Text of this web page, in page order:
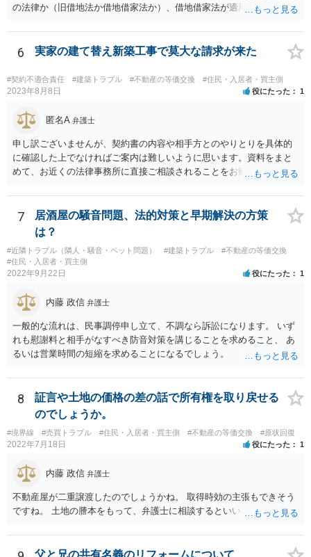
の法律か（旧借地法か借地借家法か）、借地借家法が適用される場合
ないことを前提とする契約か、借地借家法の更新に関する規定の適用
のある契約か）等につき、まず、お父様が締結されている契約書の内
で、契約書の内容や適用される法律等に基づき、今後の対応を検討な
されるべきでしょう。 借地契約自体が数十年前から継続している等
時期によっては、借地借家法ではなく、旧借地法が適用されるご事案
かもしれません。 ※借地借家法の施行日が平成４年８月１日の関係
で、平成４年７月３１日以前に締結された借地契約については、依然
として旧借地法が適用されます。 なお、適用される法律が旧借地
法、借地借家法のいずれであったとしても、家主側の更新拒絶には正
契約が締結されている場合、契約の更新がないことを前提とする一般
定期借地権となっている可能性もあるので、契約内容の確認をしてみ
容とする特約は、借地人に不利な特約として無効とされます。 しか
しながら、存続期間を50年以上とする借地契約を締結するに際し、３
③建物買取請求をしない）を付ける、一般定期借地権を設定するこが
認められています（借地借家法22条）。 【参考】借地借家法 第２２条
（一般定期借地権） 存続期間を５０年以上として借地権を設定する
場合においては、第９条及び第１６条の規定にかかわらず、契約の更
新（更新の請求及び土地の使用の継続によるものを含む。次条第１項
ことができる。この場合においては、その特約は、公正証書による等
書面によってしなければならない。
6 実家の建て替え新築工事で莫大な請求が来た
#契約不適合責任 #建築トラブル #不動産の等価交換 #住民・入居者・買主側
2023年8月8日 役にたった 1
匿名A 弁護士
申し訳ございませんが、契約書の内容や相手方とのやりとりを具体的
に確認した上でなければご案内は難しいように思います。資料をまと
めて、お近くの法律事務所に直接ご相談されることをお勧めいたしま
7
居酒屋の騒音問題、法的対策と早期解決の方策
は？
#近隣トラブル（隣人・騒音・ペット問題） #建築トラブル
#不動産の等価交換
#住民・入居者・買主側
2022年9月22日 役にたった 1
内藤 政信 弁護士
一般的な流れは、民事調停申し立て、不調なら訴訟になります。 いず
れも慰謝料と相手がなすべき防音対策を講じることを求めること、 あ
るいは営業時間の短縮を求めることになるでしょう。
8
証言や土地の価格の差の話で所有権を取り戻せる
のでしょうか。
#境界線 #売買トラブル #住民・入居者・買主側 #不動産の等価交換 #原状回復
2022年7月18日 役にたった 1
内藤 政信 弁護士
不動産屋が二重譲渡したのでしょうかね。 取得時効の主張もできそう
ですね。 土地の謄本をもって、弁護士に相談するといいでしょう。
父と兄の共有名義のリフォームについて